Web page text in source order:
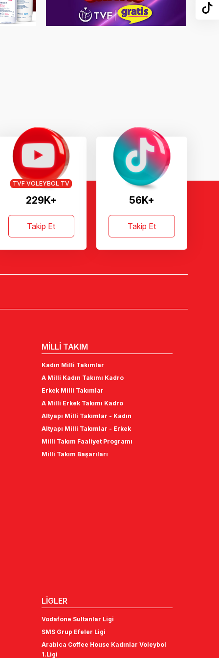
229K+
TVF VOLEYBOL TV
Takip Et
56K+
Takip Et
MİLLİ TAKIM
Kadın Milli Takımlar
A Milli Kadın Takımı Kadro
Erkek Milli Takımlar
A Milli Erkek Takımı Kadro
Altyapı Milli Takımlar - Kadın
Altyapı Milli Takımlar - Erkek
Milli Takım Faaliyet Programı
Milli Takım Başarıları
LİGLER
Vodafone Sultanlar Ligi
SMS Grup Efeler Ligi
Arabica Coffee House Kadınlar Voleybol
1.Ligi